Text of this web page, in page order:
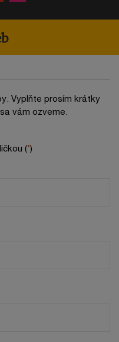
Vyplňte prosím krátky
vám ozveme.
(*)